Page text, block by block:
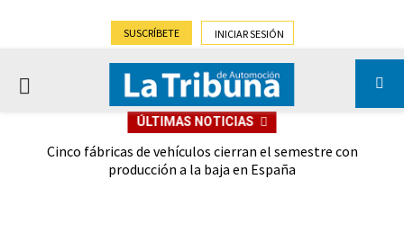
SUSCRÍBETE INICIAR SESIÓN
PRIMARY
ÚLTIMAS NOTICIAS
Cinco fábricas de vehículos cierran el semestre con
producción a la baja en España